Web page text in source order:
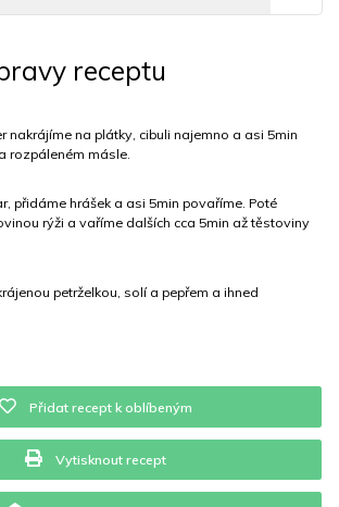
g Uhlovodany63 g
mg Draslík 999.8 mg
mg Vitamín B120 mg
receptu
nakrájíme na plátky, cibuli najemno a asi 5min
rozpáleném másle.
přidáme hrášek a asi 5min povaříme. Poté
rýži a vaříme dalších cca 5min až těstoviny
petrželkou, solí a pepřem a ihned
Přidat recept k oblíbeným
Vytisknout recept